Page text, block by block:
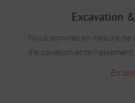
Excavation
Nous sommes en mesure
d’excavation et terrassement
En